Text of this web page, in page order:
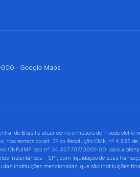
· Google Maps
do Brasil a atuar como emissora de moeda
termos do art. 3º da Resolução CMN nº 4.935
CNPJ/MF sob n° 34.337.707/0001-00, para a
Instantâneos – SPI, com liquidação de suas
instituições mencionadas, que são instituições